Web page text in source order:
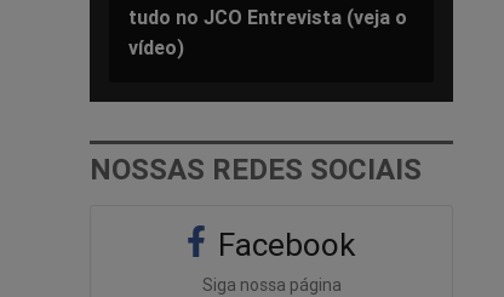
tudo no JCO Entrevista (veja o
vídeo)
NOSSAS REDES SOCIAIS
Facebook
Siga nossa página